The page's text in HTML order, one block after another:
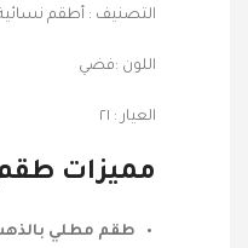
التصنيف : أطقم
اللون :فضي
العيار : ٢١
مميزات طقم
طقم مطلي